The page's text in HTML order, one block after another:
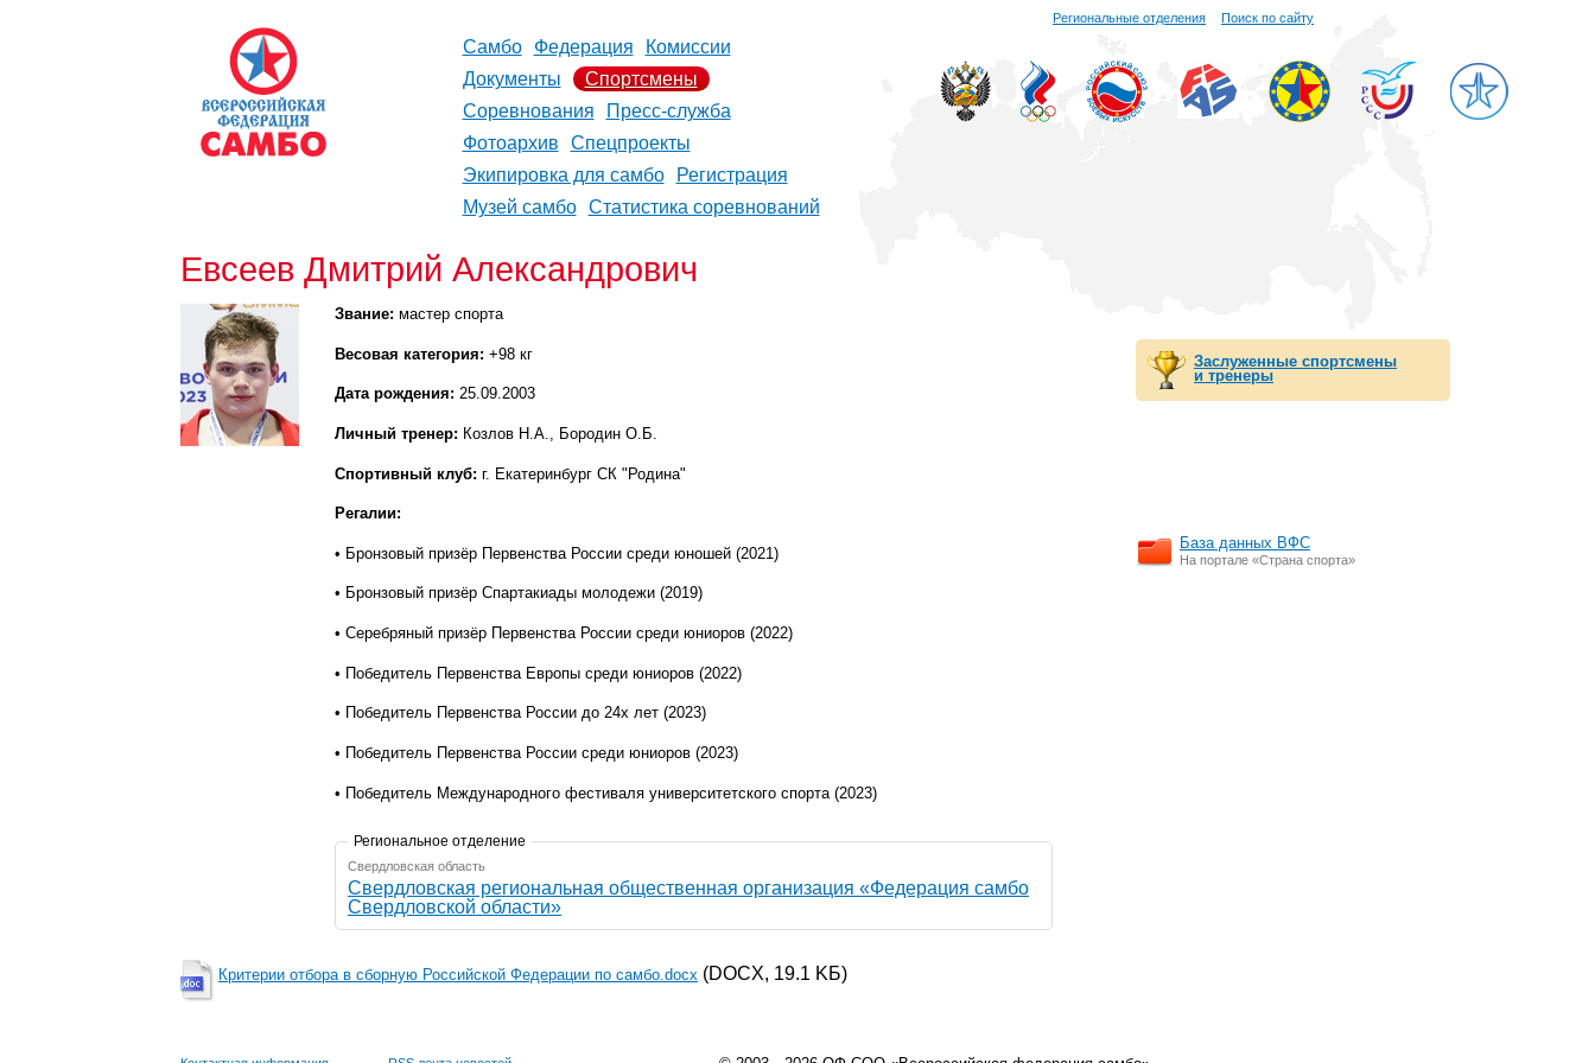
Региональные отделения Поиск по сайту
Самбо Федерация
Комиссии
Документы
Спортсмены
Соревнования
Пресс-служба
Фотоархив
Спецпроекты
Экипировка для самбо
Регистрация
Музей самбо
Статистика соревнований
Евсеев Дмитрий Александрович
Звание: мастер спорта
Весовая категория: +98 кг
Дата рождения: 25.09.2003
Личный тренер: Козлов Н.А., Бородин О.Б.
Спортивный клуб: г. Екатеринбург СК "Родина"
Регалии:
• Бронзовый призёр Первенства России среди юношей (2021)
• Бронзовый призёр Спартакиады молодежи (2019)
• Серебряный призёр Первенства России среди юниоров (2022)
• Победитель Первенства Европы среди юниоров (2022)
• Победитель Первенства России до 24х лет (2023)
• Победитель Первенства России среди юниоров (2023)
• Победитель Международного фестиваля университетского спорта (2023)
Региональное отделение
Свердловская область
Свердловская региональная общественная организация «Федерация самбо
Свердловской области»
Критерии отбора в сборную Российской Федерации по самбо.docx (DOCX, 19.1 KБ)
Заслуженные спортсмены
и тренеры
База данных ВФС
На портале «Страна спорта»